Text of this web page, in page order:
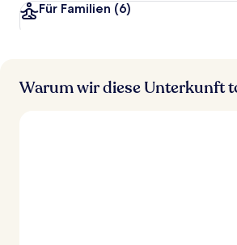
Für Familien (6)
Warum wir diese Unterkunft